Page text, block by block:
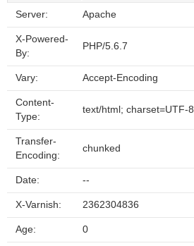
Server: Apache
X-Powered-
By:
PHP/5.6.7
Vary: Accept-Encoding
Content-
Type:
text/html; charset=UTF-8
Transfer-
Encoding:
chunked
Date: --
X-Varnish: 2362304836
Age: 0